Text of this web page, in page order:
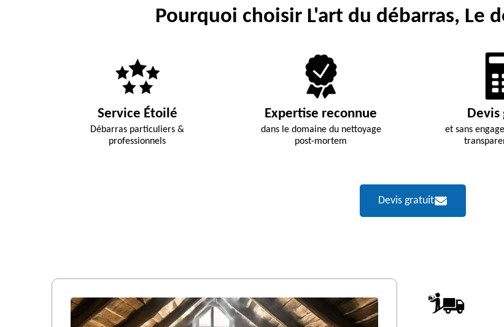
Pourquoi choisir L'art du débarras, Le
Service Étoilé
Débarras particuliers &
professionnels
Expertise reconnue
dans le domaine du nettoyage
post-mortem
Devis
et sans
Devis gratuit